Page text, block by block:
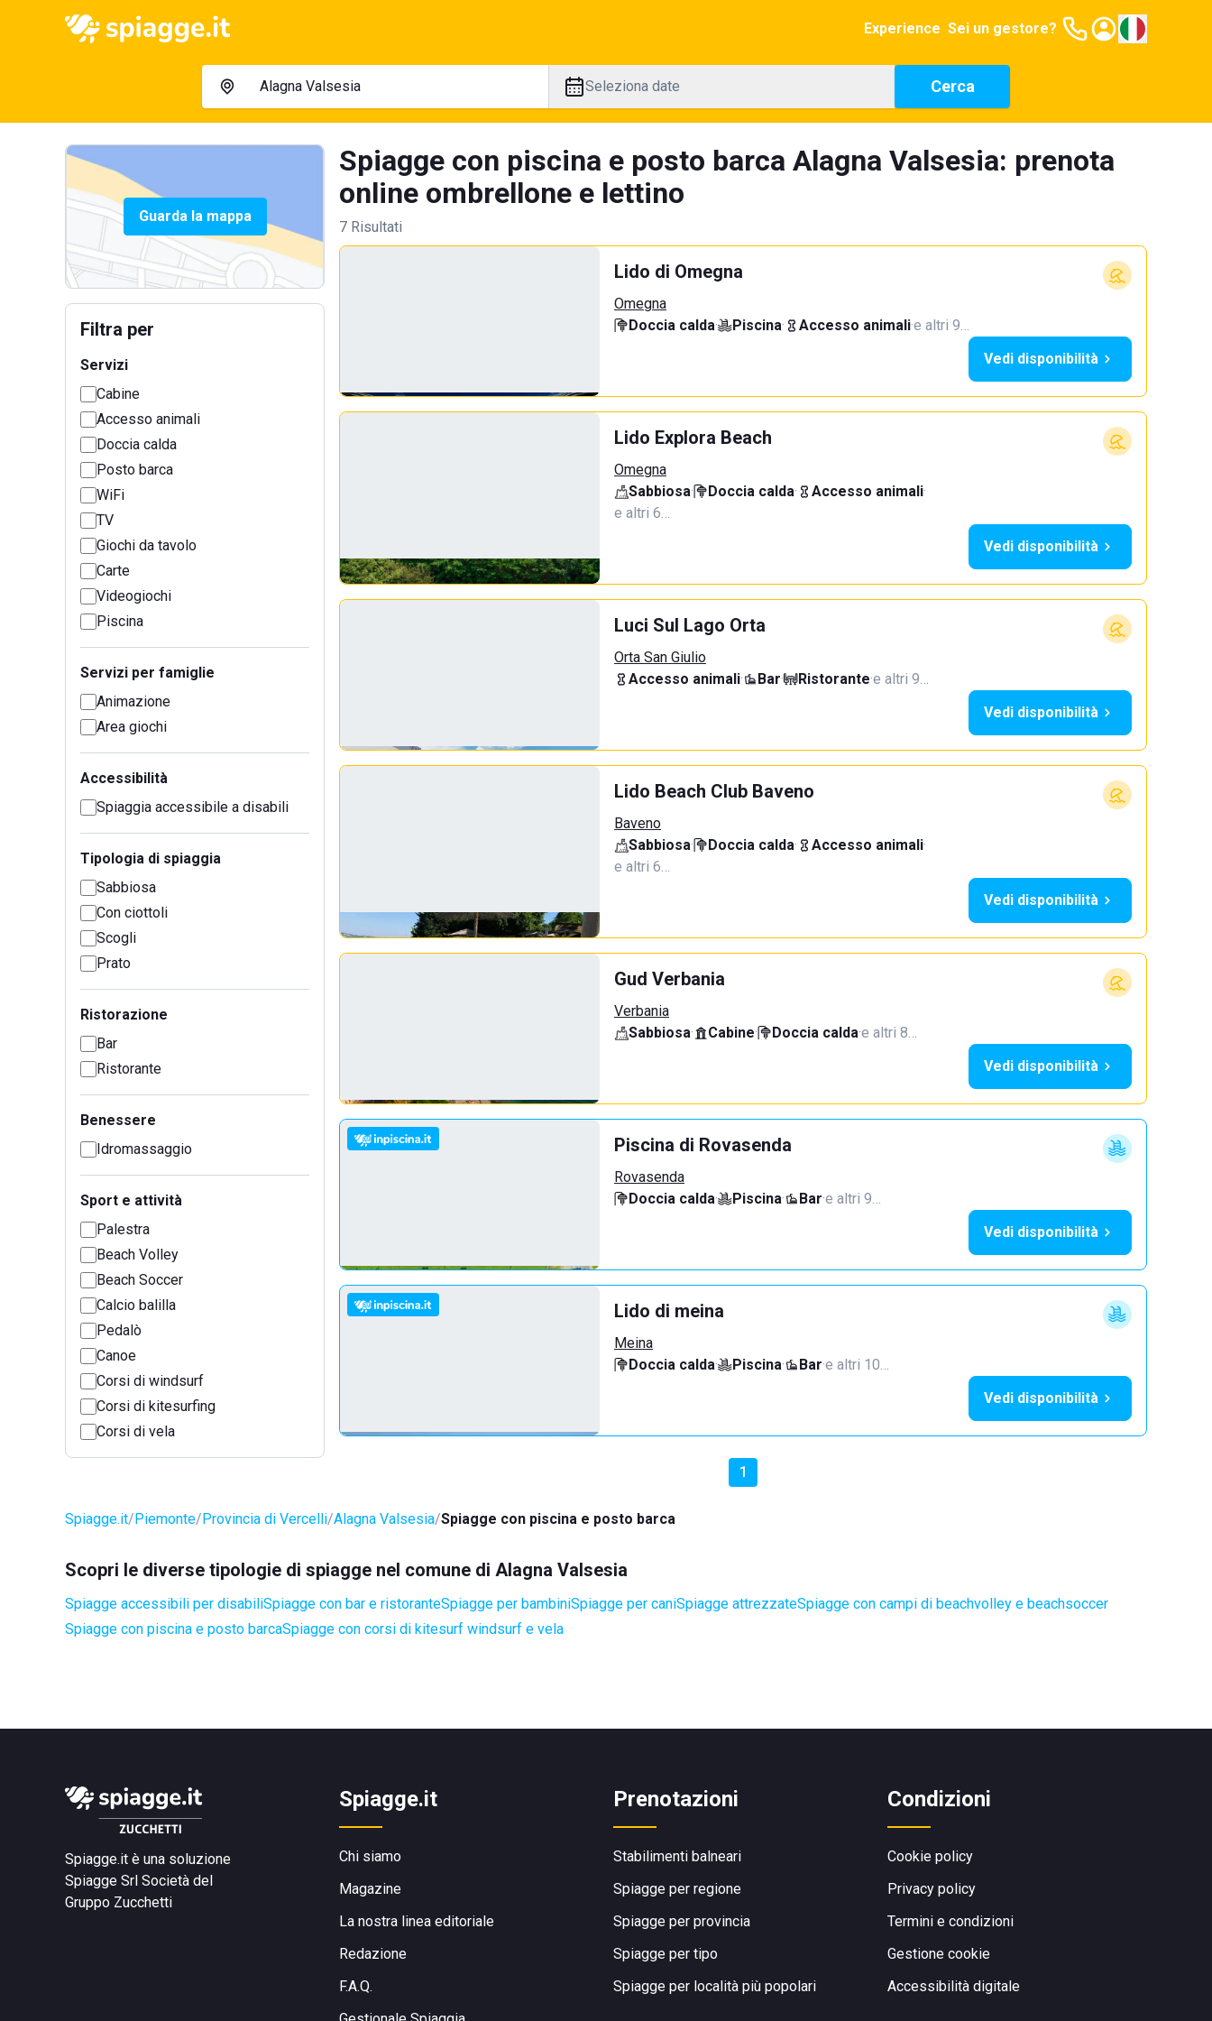
Experience Sei un gestore?
Seleziona date Cerca
Guarda la mappa
Filtra per
Servizi
Cabine
Accesso animali
Doccia calda
Posto barca
WiFi
TV
Giochi da tavolo
Carte
Videogiochi
Piscina
Servizi per famiglie
Animazione
Area giochi
Accessibilità
Spiaggia accessibile a disabili
Tipologia di spiaggia
Sabbiosa
Con ciottoli
Scogli
Prato
Ristorazione
Bar
Ristorante
Benessere
Idromassaggio
Sport e attività
Palestra
Beach Volley
Beach Soccer
Calcio balilla
Pedalò
Canoe
Corsi di windsurf
Corsi di kitesurfing
Corsi di vela
Spiagge con piscina e posto barca Alagna Valsesia: prenota
online ombrellone e lettino
7 Risultati
Lido di Omegna
Omegna
Doccia calda· Piscina· Accesso animali·e altri 9…
Vedi disponibilità
Lido Explora Beach
Omegna
Sabbiosa· Doccia calda· Accesso animali·
e altri 6…
Vedi disponibilità
Luci Sul Lago Orta
Orta San Giulio
Accesso animali· Bar· Ristorante·e altri 9…
Vedi disponibilità
Lido Beach Club Baveno
Baveno
Sabbiosa· Doccia calda· Accesso animali·
e altri 6…
Vedi disponibilità
Gud Verbania
Verbania
Sabbiosa· Cabine· Doccia calda·e altri 8…
Vedi disponibilità
Piscina di Rovasenda
Rovasenda
Doccia calda· Piscina· Bar·e altri 9…
Vedi disponibilità
Lido di meina
Meina
Doccia calda· Piscina· Bar·e altri 10…
Vedi disponibilità
1
Spiagge.it Piemonte Provincia di Vercelli Alagna Valsesia Spiagge con piscina e posto barca
Scopri le diverse tipologie di spiagge nel comune di Alagna Valsesia
Spiagge accessibili per disabiliSpiagge con bar e ristoranteSpiagge per bambiniSpiagge per caniSpiagge attrezzateSpiagge con campi di beachvolley e beachsoccer
Spiagge con piscina e posto barcaSpiagge con corsi di kitesurf windsurf e vela
Spiagge.it è una soluzione
Spiagge Srl Società del
Gruppo Zucchetti
Spiagge.it
Chi siamo
Magazine
La nostra linea editoriale
Redazione
F.A.Q.
Prenotazioni
Stabilimenti balneari
Spiagge per regione
Spiagge per provincia
Spiagge per tipo
Spiagge per località più popolari
Condizioni
Cookie policy
Privacy policy
Termini e condizioni
Gestione cookie
Accessibilità digitale